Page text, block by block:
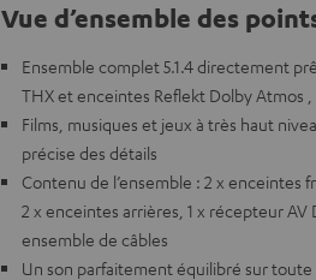
Vue d’ensemble des
Ensemble complet 5.1.4 directement
THX et enceintes Reflekt Dolby Atmos
Films, musiques et jeux à très haut
précise des détails
Contenu de l’ensemble : 2 x enceintes
2 x enceintes arrières, 1 x récepteur
ensemble de câbles
Un son parfaitement équilibré sur